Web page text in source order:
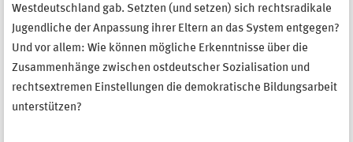
Westdeutschland gab. Setzten (und setzen) sich rechtsradikale
Jugendliche der Anpassung ihrer Eltern an das System entgegen?
Und vor allem: Wie können mögliche Erkenntnisse über die
Zusammenhänge zwischen ostdeutscher Sozialisation und
rechtsextremen Einstellungen die demokratische Bildungsarbeit
unterstützen?